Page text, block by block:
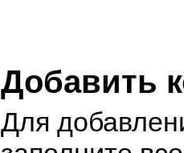
Добавить
Для